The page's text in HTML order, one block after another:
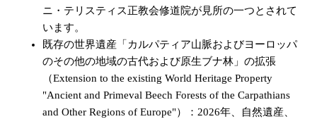
ニ・テリスティス正教会修道院が見所の一つとされて
います。
既存の世界遺産「カルパティア山脈およびヨーロッパ
のその他の地域の古代および原生ブナ林」の拡張
（Extension to the existing World Heritage Property
"Ancient and Primeval Beech Forests of the Carpathians
and Other Regions of Europe"）：2026年、自然遺産、